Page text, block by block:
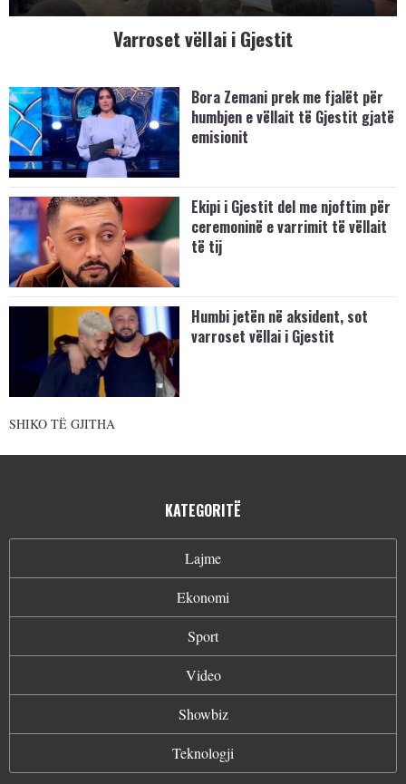
Varroset vëllai i Gjestit
Bora Zemani prek me fjalët për
humbjen e vëllait të Gjestit gjatë
emisionit
Ekipi i Gjestit del me njoftim për
ceremoninë e varrimit të vëllait
të tij
Humbi jetën në aksident, sot
varroset vëllai i Gjestit
SHIKO TË GJITHA
KATEGORITË
Lajme
Ekonomi
Sport
Video
Showbiz
Teknologji